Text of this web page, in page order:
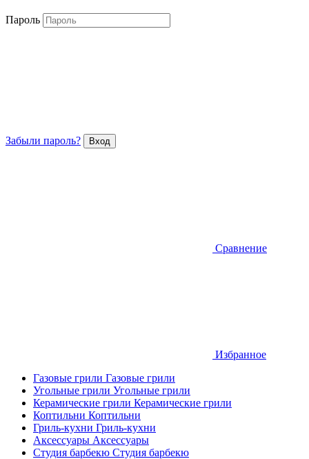
Пароль
Забыли пароль?
Сравнение
Избранное
Газовые грили Газовые грили
Угольные грили Угольные грили
Керамические грили Керамические грили
Коптильни Коптильни
Гриль-кухни Гриль-кухни
Аксессуары Аксессуары
Студия барбекю Студия барбекю